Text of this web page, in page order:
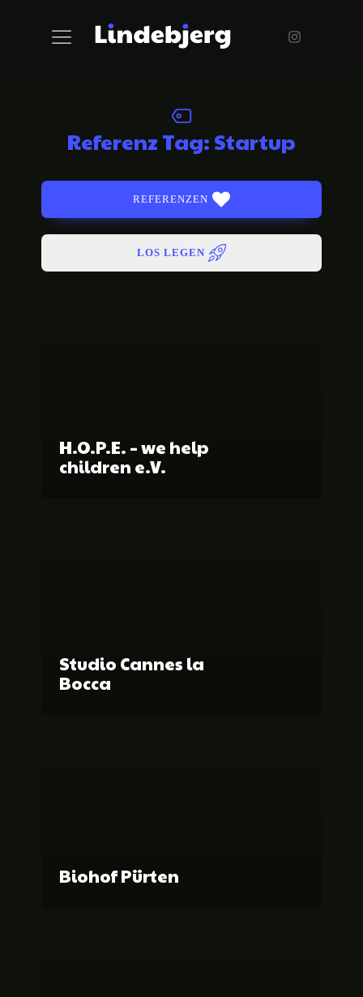
Referenz Tag: Startup
REFERENZEN
LOS LEGEN
H.O.P.E. – we help
children e.V.
Studio Cannes la
Bocca
Biohof Pürten